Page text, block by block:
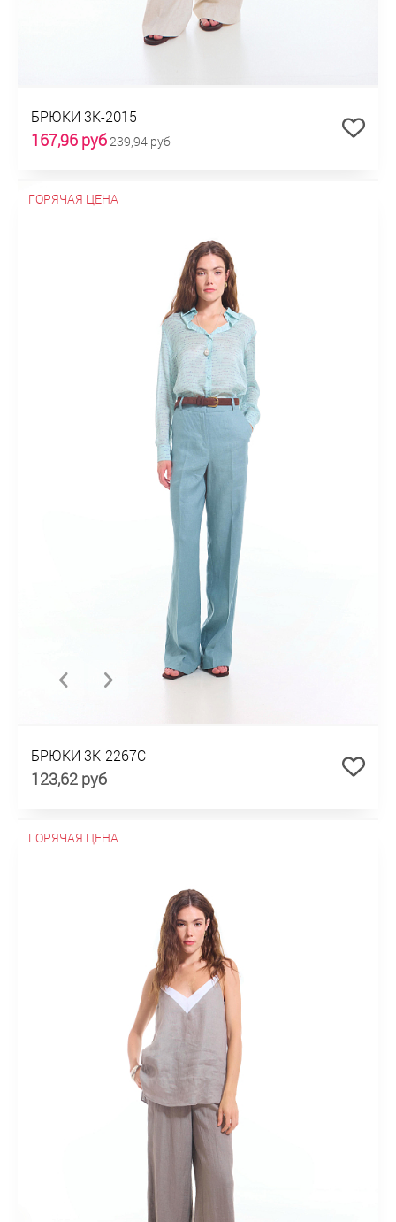
БРЮКИ 3К-2015
167,96 руб239,94 руб
ГОРЯЧАЯ ЦЕНА
БРЮКИ 3К-2267С
123,62 руб
ГОРЯЧАЯ ЦЕНА